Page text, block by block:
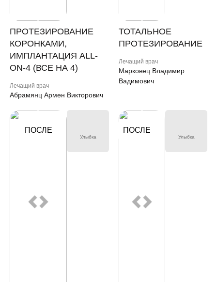
ПРОТЕЗИРОВАНИЕ
КОРОНКАМИ,
ИМПЛАНТАЦИЯ ALL-
ON-4 (ВСЕ НА 4)
Лечащий врач
Абрамянц Армен Викторович
ТОТАЛЬНОЕ
ПРОТЕЗИРОВАНИЕ
Лечащий врач
Марковец Владимир
Вадимович
ДО
ПОСЛЕ
Улыбка
ДО
ПОСЛЕ
Улыбка